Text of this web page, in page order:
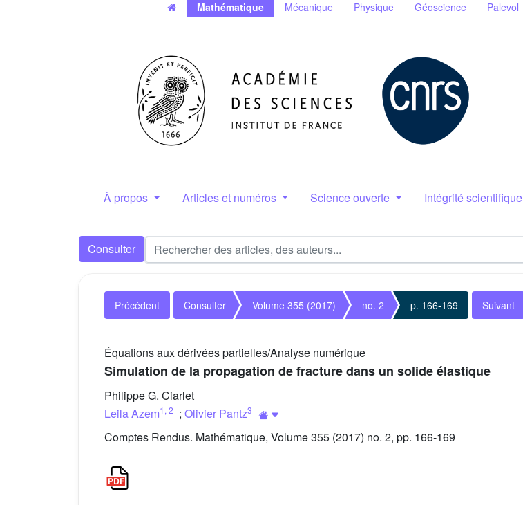
Mathématique Mécanique Physique Géoscience Palevol
À propos Articles et numéros Science ouverte Intégrité scientifique
Consulter
Précédent Consulter Volume 355 (2017) no. 2 p. 166-169 Suivant
Équations aux dérivées partielles/Analyse numérique
Simulation de la propagation de fracture dans un solide élastique
Philippe G. Ciarlet
Leila Azem1 , 2 ; Olivier Pantz3
Comptes Rendus. Mathématique, Volume 355 (2017) no. 2, pp. 166-169